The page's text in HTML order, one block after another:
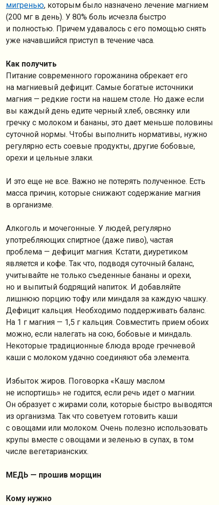
мигренью, которым было назначено лечение магнием
(200 мг в день). У 80% боль исчезла быстро
и полностью. Причем удавалось с его помощью снять
уже начавшийся приступ в течение часа.
Как получить
Питание современного горожанина обрекает его
на магниевый дефицит. Самые богатые источники
магния — редкие гости на нашем столе. Но даже если
вы каждый день едите черный хлеб, овсянку или
гречку с молоком и бананы, это дает меньше половины
суточной нормы. Чтобы выполнить нормативы, нужно
регулярно есть соевые продукты, другие бобовые,
орехи и цельные злаки.
И это еще не все. Важно не потерять полученное. Есть
масса причин, которые снижают содержание магния
в организме.
Алкоголь и мочегонные. У людей, регулярно
употребляющих спиртное (даже пиво), частая
проблема — дефицит магния. Кстати, диуретиком
является и кофе. Так что, подводя суточный баланс,
учитывайте не только съеденные бананы и орехи,
но и выпитый бодрящий напиток. И добавляйте
лишнюю порцию тофу или миндаля за каждую чашку.
Дефицит кальция. Необходимо поддерживать баланс.
На 1 г магния — 1,5 г кальция. Совместить прием обоих
можно, если налегать на сою, бобовые и миндаль.
Некоторые традиционные блюда вроде гречневой
каши с молоком удачно соединяют оба элемента.
Избыток жиров. Поговорка «Кашу маслом
не испортишь» не годится, если речь идет о магнии.
Он образует с жирами соли, которые быстро выводятся
из организма. Так что советуем готовить каши
с овощами или молоком. Очень полезно использовать
крупы вместе с овощами и зеленью в супах, в том
числе вегетарианских.
МЕДЬ — прошив морщин
Кому нужно